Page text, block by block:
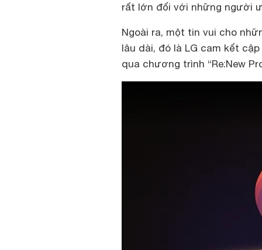
rất lớn đối với những người
Ngoài ra, một tin vui cho
lâu dài, đó là LG cam kết
qua chương trình “Re:New